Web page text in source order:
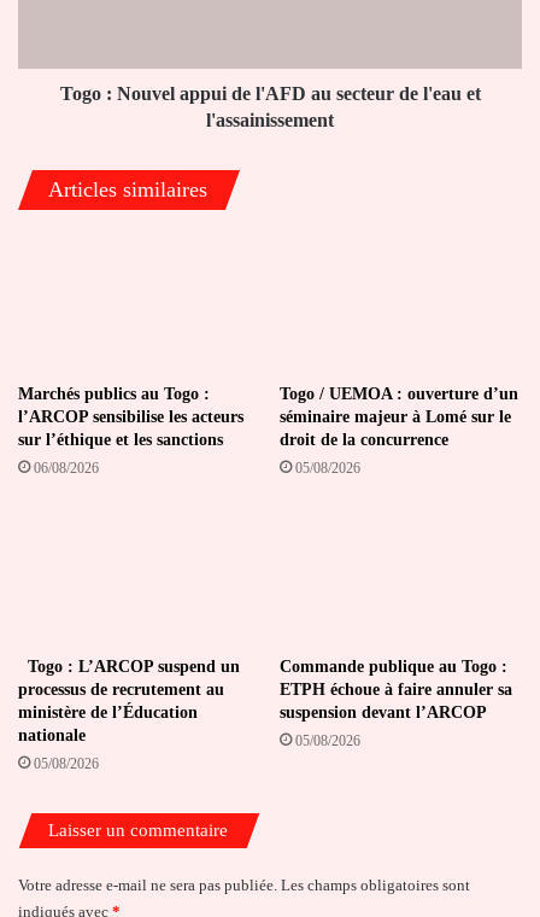
de
Togo : Nouvel appui de l'AFD au secteur de l'eau et
l'assainissement
Articles similaires
Marchés publics au Togo :
l’ARCOP sensibilise les acteurs
sur l’éthique et les sanctions
06/08/2026
Togo / UEMOA : ouverture d’un
séminaire majeur à Lomé sur le
droit de la concurrence
05/08/2026
Togo : L’ARCOP suspend un
processus de recrutement au
ministère de l’Éducation
nationale
05/08/2026
Commande publique au Togo :
ETPH échoue à faire annuler sa
suspension devant l’ARCOP
05/08/2026
Laisser un commentaire
Votre adresse e-mail ne sera pas publiée. Les champs obligatoires sont
indiqués avec *